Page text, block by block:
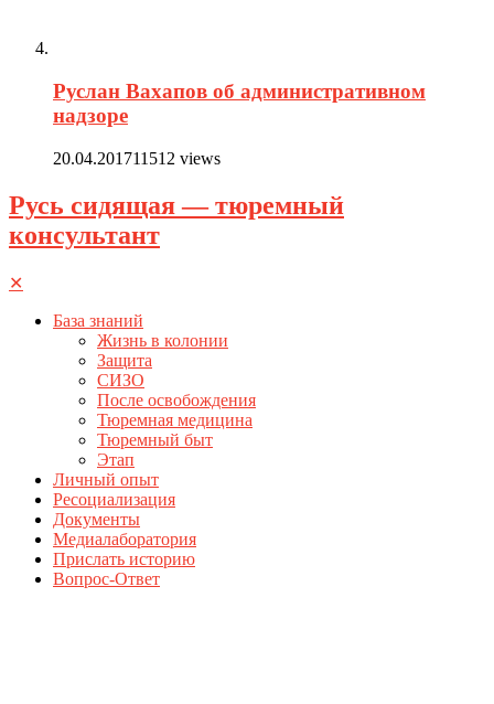
Руслан Вахапов об административном
надзоре
20.04.201711512 views
Русь сидящая — тюремный
консультант
✕
База знаний
Жизнь в колонии
Защита
СИЗО
После освобождения
Тюремная медицина
Тюремный быт
Этап
Личный опыт
Ресоциализация
Документы
Медиалаборатория
Прислать историю
Вопрос-Ответ